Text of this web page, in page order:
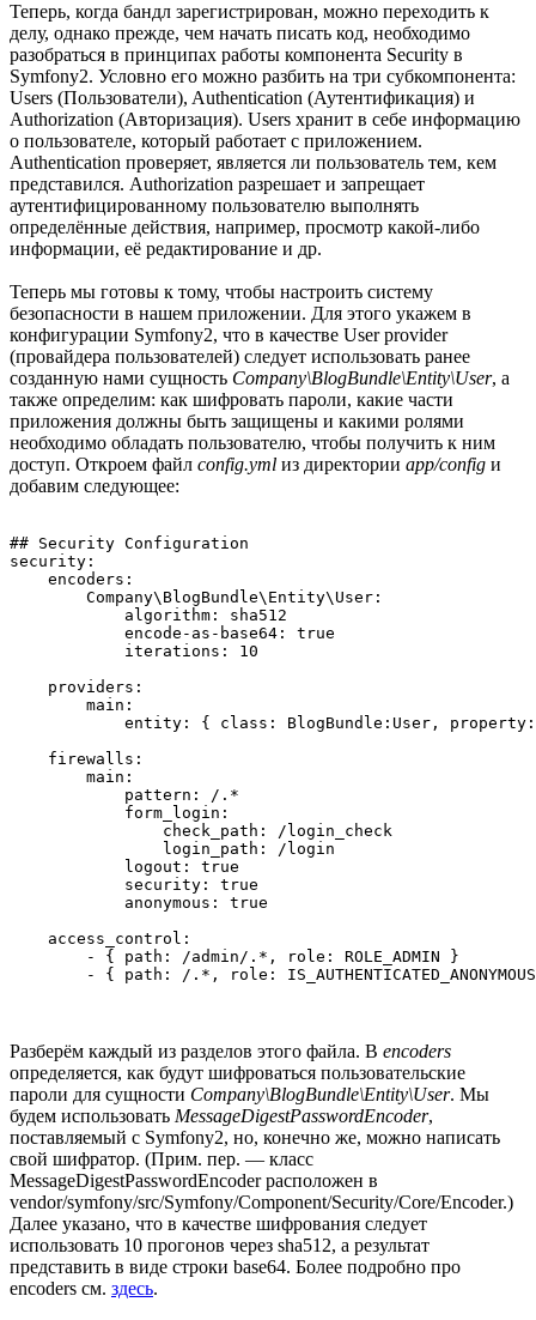
Теперь, когда бандл зарегистрирован, можно переходить к
делу, однако прежде, чем начать писать код, необходимо
разобраться в принципах работы компонента Security в
Symfony2. Условно его можно разбить на три субкомпонента:
Users (Пользователи), Authentication (Аутентификация) и
Authorization (Авторизация). Users хранит в себе информацию
о пользователе, который работает с приложением.
Authentication проверяет, является ли пользователь тем, кем
представился. Authorization разрешает и запрещает
аутентифицированному пользователю выполнять
определённые действия, например, просмотр какой-либо
информации, её редактирование и др.
Теперь мы готовы к тому, чтобы настроить систему
безопасности в нашем приложении. Для этого укажем в
конфигурации Symfony2, что в качестве User provider
(провайдера пользователей) следует использовать ранее
созданную нами сущность Company\BlogBundle\Entity\User, а
также определим: как шифровать пароли, какие части
приложения должны быть защищены и какими ролями
необходимо обладать пользователю, чтобы получить к ним
доступ. Откроем файл config.yml из директории app/config и
добавим следующее:
## Security Configuration
security:
    encoders:
        Company\BlogBundle\Entity\User:
            algorithm: sha512
            encode-as-base64: true
            iterations: 10
    providers:
        main:
entity: { class: BlogBundle:User,
    firewalls:
        main:
            pattern: /.*
            form_login:
                check_path: /login_check
                login_path: /login
            logout: true
            security: true
            anonymous: true
    access_control:
        - { path: /admin/.*, role: ROLE_ADMIN }
Разберём каждый из разделов этого файла. В encoders
определяется, как будут шифроваться пользовательские
пароли для сущности Company\BlogBundle\Entity\User. Мы
будем использовать MessageDigestPasswordEncoder,
поставляемый с Symfony2, но, конечно же, можно написать
свой шифратор. (Прим. пер. — класс
MessageDigestPasswordEncoder расположен в
vendor/symfony/src/Symfony/Component/Security/Core/Encoder.)
Далее указано, что в качестве шифрования следует
использовать 10 прогонов через sha512, а результат
представить в виде строки base64. Более подробно про
encoders см. здесь.